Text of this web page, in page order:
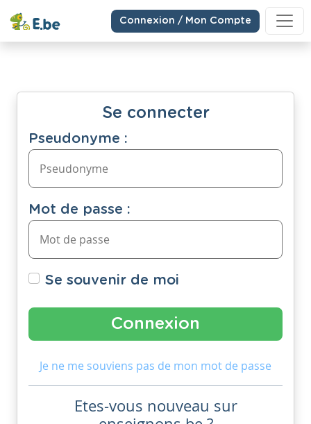
Connexion / Mon Compte
Se connecter
Pseudonyme :
Mot de passe :
Se souvenir de moi
Je ne me souviens pas de mon mot de passe
Etes-vous nouveau sur